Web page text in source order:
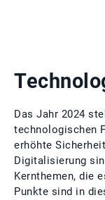
Das Jahr 2024
technologischen
erhöhte
Digitalisierung
Kernthemen, die
Punkte sind in